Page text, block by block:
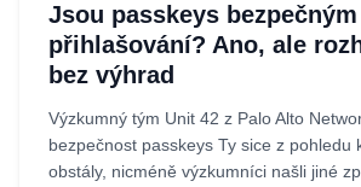
Jsou passkeys
přihlašování? Ano, ale
bez výhrad
Výzkumný tým Unit 42 z Palo Alto
bezpečnost passkeys Ty sice z pohledu
obstály, nicméně výzkumníci našli jiné